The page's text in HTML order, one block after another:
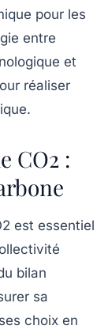
pour les
entre
et
réaliser
CO2 :
est essentiel
bilan
sa
choix en